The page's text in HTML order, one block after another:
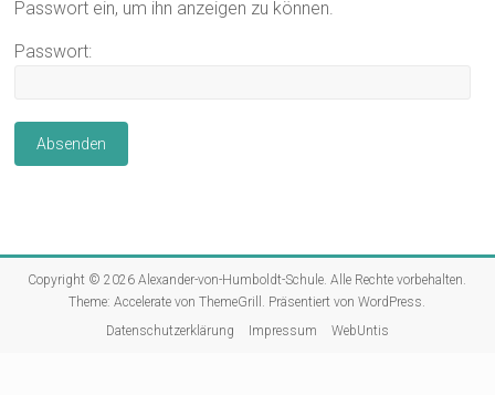
Passwort ein, um ihn anzeigen zu können.
Passwort:
Copyright © 2026Alexander-von-Humboldt-Schule . Alle Rechte vorbehalten.
Theme:Accelerate von ThemeGrill. Präsentiert vonWordPress
Datenschutzerklärung
Impressum WebUntis